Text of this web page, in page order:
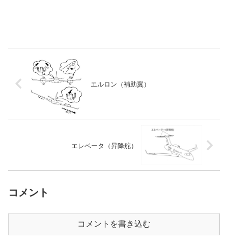
エルロン（補助翼）
エレベータ（昇降舵）
コメント
コメントを書き込む